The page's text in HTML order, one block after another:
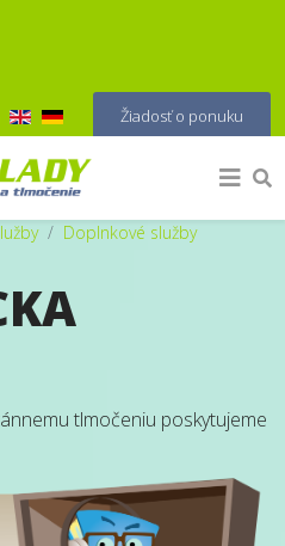
váš jazyk Žiadosť o ponuku
Doplnkové služby
tlmočeniu poskytujeme